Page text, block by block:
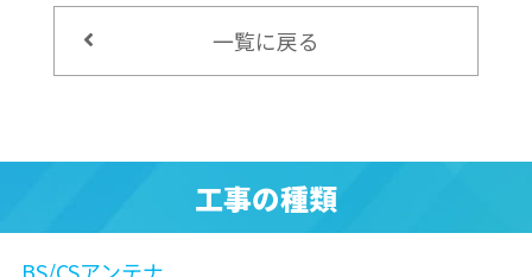
一覧に戻る
工事の種類
BS/CSアンテナ